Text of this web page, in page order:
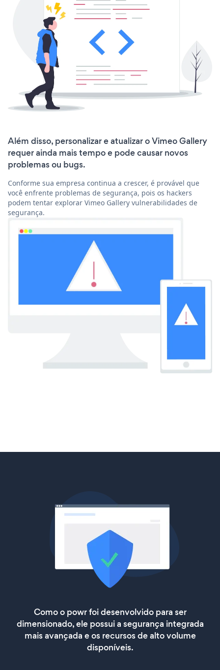
Além disso, personalizar e atualizar o Vimeo Gallery
requer ainda mais tempo e pode causar novos
problemas ou bugs.
Conforme sua empresa continua a crescer, é provável que
você enfrente problemas de segurança, pois os hackers
podem tentar explorar Vimeo Gallery vulnerabilidades de
segurança.
Como o powr foi desenvolvido para ser
dimensionado, ele possui a segurança integrada
mais avançada e os recursos de alto volume
disponíveis.